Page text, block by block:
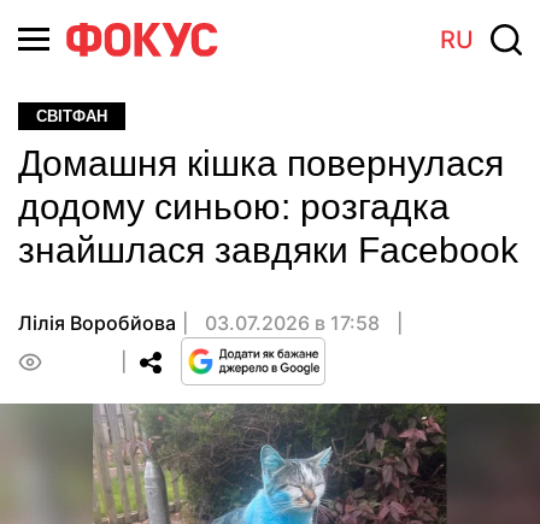
RU
СВІТФАН
Домашня кішка повернулася
додому синьою: розгадка
знайшлася завдяки Facebook
Лілія Воробйова
03.07.2026 в 17:58